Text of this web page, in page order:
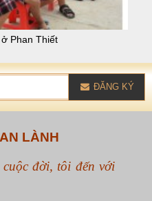
Phan Thiết
ĐĂNG KÝ
LÀNH
đời, tôi đến với